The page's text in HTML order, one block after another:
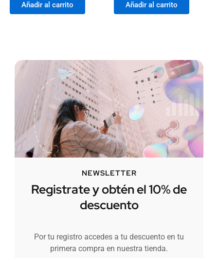
Añadir al carrito Añadir al carrito
NEWSLETTER
Registrate y obtén el 10% de
descuento
Por tu registro accedes a tu descuento en tu
primera compra en nuestra tienda.